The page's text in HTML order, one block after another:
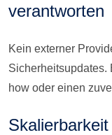
verantworten
Kein externer
Sicherheitsupdates.
how oder einen